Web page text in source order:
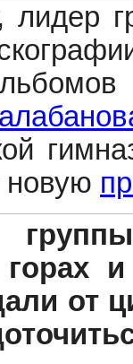
лидер
новую
от